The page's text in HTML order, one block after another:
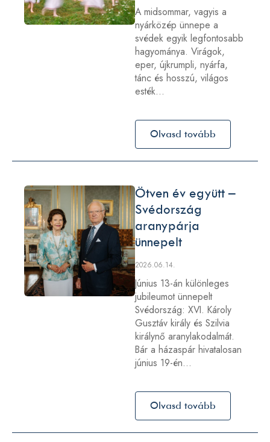
A midsommar, vagyis a
nyárközép ünnepe a
svédek egyik legfontosabb
hagyománya. Virágok,
eper, újkrumpli, nyárfa,
tánc és hosszú, világos
esték…
Olvasd tovább
Ötven év együtt –
Svédország
aranypárja
ünnepelt
2026.06.14.
Június 13-án különleges
jubileumot ünnepelt
Svédország: XVI. Károly
Gusztáv király és Szilvia
királynő aranylakodalmát.
Bár a házaspár hivatalosan
június 19-én…
Olvasd tovább